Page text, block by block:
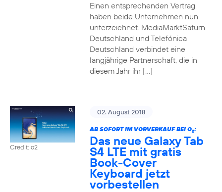
Einen entsprechenden Vertrag
haben beide Unternehmen nun
unterzeichnet. MediaMarktSaturn
Deutschland und Telefónica
Deutschland verbindet eine
langjährige Partnerschaft, die in
diesem Jahr ihr […]
Credit: o2
02. August 2018
AB SOFORT IM VORVERKAUF BEI O2:
Das neue Galaxy Tab
S4 LTE mit gratis
Book-Cover
Keyboard jetzt
vorbestellen